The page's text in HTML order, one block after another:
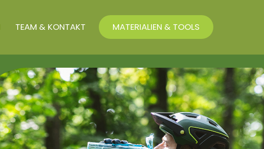
TEAM & KONTAKT MATERIALIEN & TOOLS